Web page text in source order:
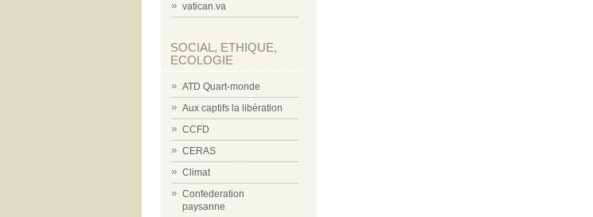
vatican.va
SOCIAL, ETHIQUE,
ECOLOGIE
ATD Quart-monde
Aux captifs la libération
CCFD
CERAS
Climat
Confederation
paysanne